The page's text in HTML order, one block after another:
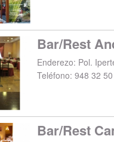
Bar/Rest
Enderezo: Pol.
Teléfono: 948 32
Bar/Rest